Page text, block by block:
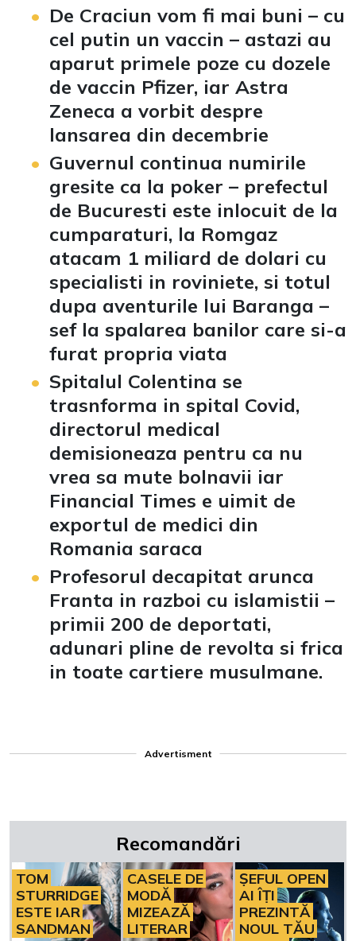
De Craciun vom fi mai buni – cu
cel putin un vaccin – astazi au
aparut primele poze cu dozele
de vaccin Pfizer, iar Astra
Zeneca a vorbit despre
lansarea din decembrie
Guvernul continua numirile
gresite ca la poker – prefectul
de Bucuresti este inlocuit de la
cumparaturi, la Romgaz
atacam 1 miliard de dolari cu
specialisti in roviniete, si totul
dupa aventurile lui Baranga –
sef la spalarea banilor care si-a
furat propria viata
Spitalul Colentina se
trasnforma in spital Covid,
directorul medical
demisioneaza pentru ca nu
vrea sa mute bolnavii iar
Financial Times e uimit de
exportul de medici din
Romania saraca
Profesorul decapitat arunca
Franta in razboi cu islamistii –
primii 200 de deportati,
adunari pline de revolta si frica
in toate cartiere musulmane.
Advertisment
Recomandări
TOM
STURRIDGE
ESTE IAR
SANDMAN
CASELE DE
MODĂ
MIZEAZĂ
LITERAR
ȘEFUL OPEN
AI ÎȚI
PREZINTĂ
NOUL TĂU